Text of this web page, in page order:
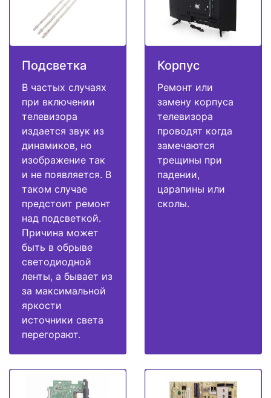
Подсветка
В частых случаях
при включении
телевизора
издается звук из
динамиков, но
изображение так
и не появляется. В
таком случае
предстоит ремонт
над подсветкой.
Причина может
быть в обрыве
светодиодной
ленты, а бывает из
за максимальной
яркости
источники света
перегорают.
Корпус
Ремонт или
замену корпуса
телевизора
проводят когда
замечаются
трещины при
падении,
царапины или
сколы.